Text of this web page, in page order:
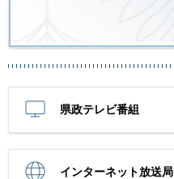
県政テレビ番組
インターネット放送局